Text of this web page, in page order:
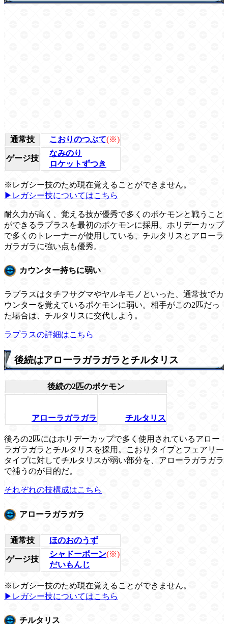
通常技 こおりのつぶて(※)
ゲージ技
なみのり
ロケットずつき
※レガシー技のため現在覚えることができません。
▶レガシー技についてはこちら
耐久力が高く、覚える技が優秀で多くのポケモンと戦うこと
ができるラプラスを最初のポケモンに採用。ホリデーカップ
で多くのトレーナーが使用している、チルタリスとアローラ
ガラガラに強い点も優秀。
カウンター持ちに弱い
ラプラスはタチフサグマやヤルキモノといった、通常技でカ
ウンターを覚えているポケモンに弱い。相手がこの2匹だっ
た場合は、チルタリスに交代しよう。
ラプラスの詳細はこちら
後続はアローラガラガラとチルタリス
後続の2匹のポケモン
アローラガラガラ チルタリス
後ろの2匹にはホリデーカップで多く使用されているアロー
ラガラガラとチルタリスを採用。こおりタイプとフェアリー
タイプに対してチルタリスが弱い部分を、アローラガラガラ
で補うのが目的だ。
それぞれの技構成はこちら
アローラガラガラ
通常技 ほのおのうず
ゲージ技
シャドーボーン(※)
だいもんじ
※レガシー技のため現在覚えることができません。
▶レガシー技についてはこちら
チルタリス